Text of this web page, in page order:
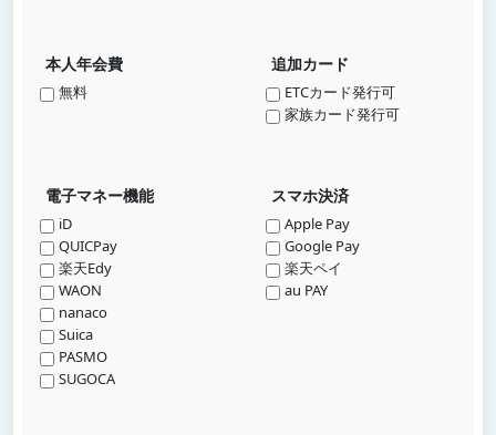
本人年会費
無料
追加カード
ETCカード発行可
家族カード発行可
電子マネー機能
iD
QUICPay
楽天Edy
WAON
nanaco
Suica
PASMO
SUGOCA
スマホ決済
Apple Pay
Google Pay
楽天ペイ
au PAY